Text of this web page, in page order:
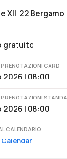
XIII 22 Bergamo
gratuito
CARD
2026 | 08:00
2026 | 08:00
CALENDARIO
Calendar